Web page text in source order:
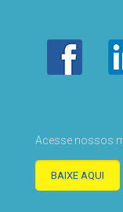
Acesse nossos
BAIXE AQUI